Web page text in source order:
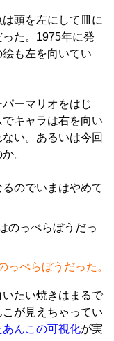
頭を左にして皿に
た。1975年に発
も左を向いてい
ーマリオをはじ
キャラは右を向い
い。あるいは今回
。
のでいまはやめて
っぺらぼうだった。
いたい焼きはまるで
が見えちゃってい
んこの可視化が実